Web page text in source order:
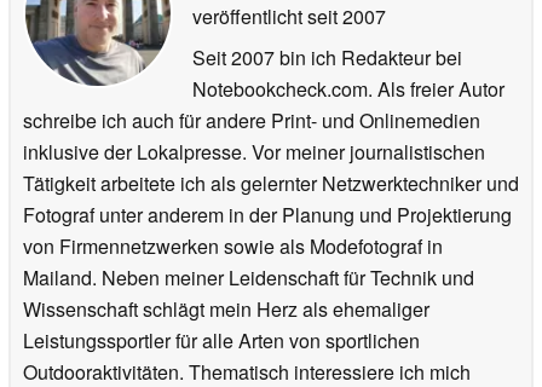
veröffentlichtseit 2007
Seit 2007 bin ich Redakteur bei
Notebookcheck.com. Als freier Autor
schreibe ich auch für andere Print- und Onlinemedien
inklusive der Lokalpresse. Vor meiner journalistischen
Tätigkeit arbeitete ich als gelernter Netzwerktechniker und
Fotograf unter anderem in der Planung und Projektierung
von Firmennetzwerken sowie als Modefotograf in
Mailand. Neben meiner Leidenschaft für Technik und
Wissenschaft schlägt mein Herz als ehemaliger
Leistungssportler für alle Arten von sportlichen
Outdooraktivitäten. Thematisch interessiere ich mich